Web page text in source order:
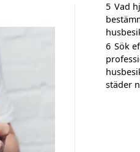
5 Vad
6 Sök
städer